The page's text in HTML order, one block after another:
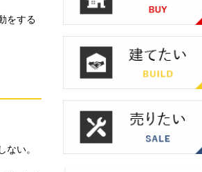
をする
い。